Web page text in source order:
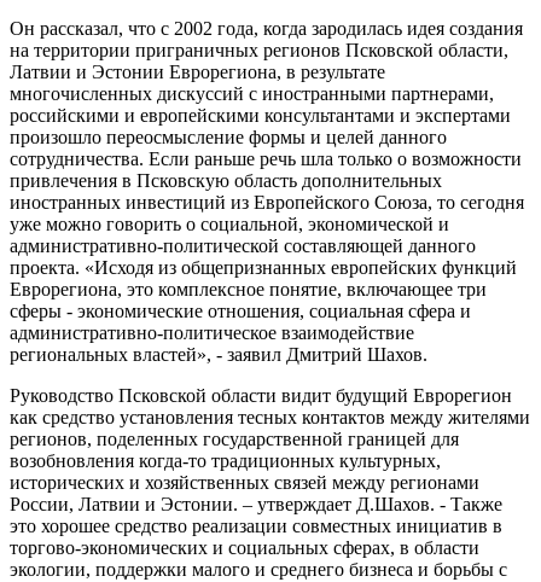
Он рассказал, что с 2002 года, когда зародилась идея создания
на территории приграничных регионов Псковской области,
Латвии и Эстонии Еврорегиона, в результате
многочисленных дискуссий с иностранными партнерами,
российскими и европейскими консультантами и экспертами
произошло переосмысление формы и целей данного
сотрудничества. Если раньше речь шла только о возможности
привлечения в Псковскую область дополнительных
иностранных инвестиций из Европейского Союза, то сегодня
уже можно говорить о социальной, экономической и
административно-политической составляющей данного
проекта. «Исходя из общепризнанных европейских функций
Еврорегиона, это комплексное понятие, включающее три
сферы - экономические отношения, социальная сфера и
административно-политическое взаимодействие
региональных властей», - заявил Дмитрий Шахов.
Руководство Псковской области видит будущий Еврорегион
как средство установления тесных контактов между жителями
регионов, поделенных государственной границей для
возобновления когда-то традиционных культурных,
исторических и хозяйственных связей между регионами
России, Латвии и Эстонии. – утверждает Д.Шахов. - Также
это хорошее средство реализации совместных инициатив в
торгово-экономических и социальных сферах, в области
экологии, поддержки малого и среднего бизнеса и борьбы с